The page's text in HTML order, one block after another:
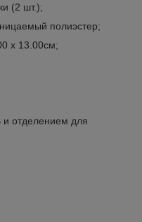
(2 шт.);
полиэстер;
х 13.00см;
и отделением для